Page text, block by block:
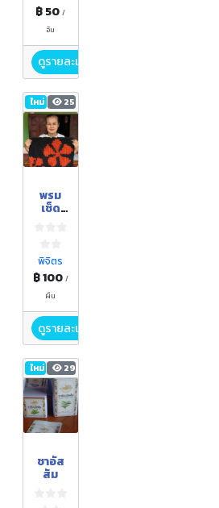
฿ 50/
อัน
ดูรายละเอียด
ใหม่ 25
พรม
เช็ด
พิจิตร
฿ 100 /
ผืน
ดูรายละเอียด
ใหม่ 29
ชาอัส
สัม